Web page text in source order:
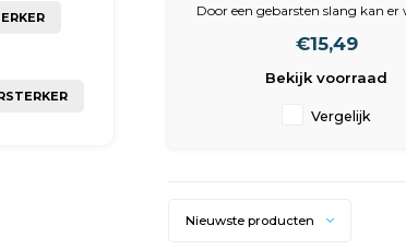
Door een gebarsten slang kan er
terecht komen waardoor
ontstaan. Deze reserveslang sluit
e
€15,49
Bekijk voorraad
Vergelijk
Nieuwste producten